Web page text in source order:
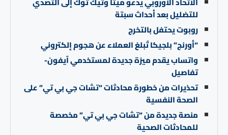
للتضليل بعد أحداث سبتة
روبوت يحتفل بالتخرج
“أورنج” بلجيكا تُبلغ العملاء عن هجوم إلكتروني
واتساب يقدم ميزة جديدة لمستخدمي آيفون-
تفاصيل
تحذيرات من خطورة محادثات “تشات جي بي تي” على
الصحة النفسية
منصة جديدة من “تشات جي بي تي” مخصصة
للمحادثات الصحية